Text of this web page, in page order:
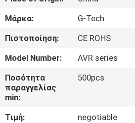
ΕΜΆΣ
ΕΠΙΣΚΕΨΉ
ΕΡΓΟΣΤΑΣΊΟΥ
ΈΛΕΓΧΟΣ
ΠΟΙΌΤΗΤΑΣ
Μάρκα:
G-Tech
Πιστοποίηση:
CE ROHS
Model Number:
AVR series
Ποσότητα
παραγγελίας
min:
500pcs
Τιμή:
negotiable